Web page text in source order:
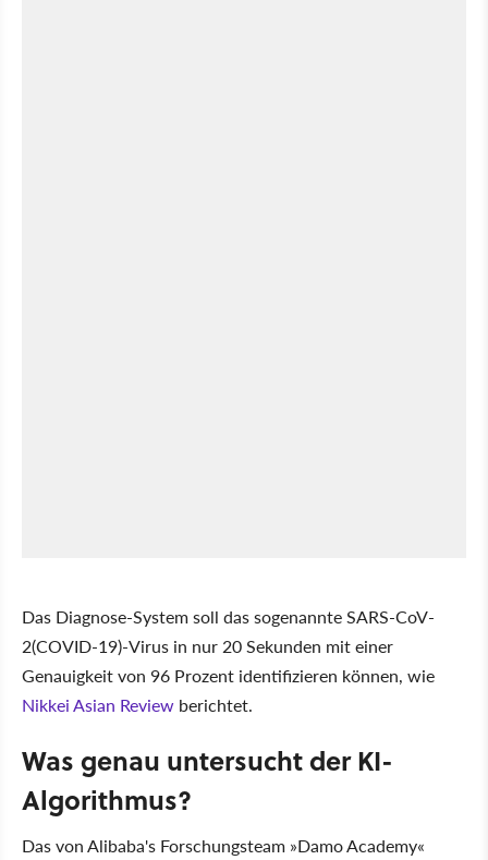
Das Diagnose-System soll das sogenannte SARS-CoV-
2(COVID-19)-Virus in nur 20 Sekunden mit einer
Genauigkeit von 96 Prozent identifizieren können, wie
Nikkei Asian Review berichtet.
Was genau untersucht der KI-
Algorithmus?
Das von Alibaba's Forschungsteam »Damo Academy«